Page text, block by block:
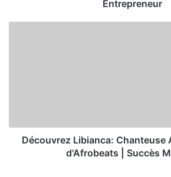
Entrepreneur
Découvrez Libianca: Chanteuse
d'Afrobeats | Succès